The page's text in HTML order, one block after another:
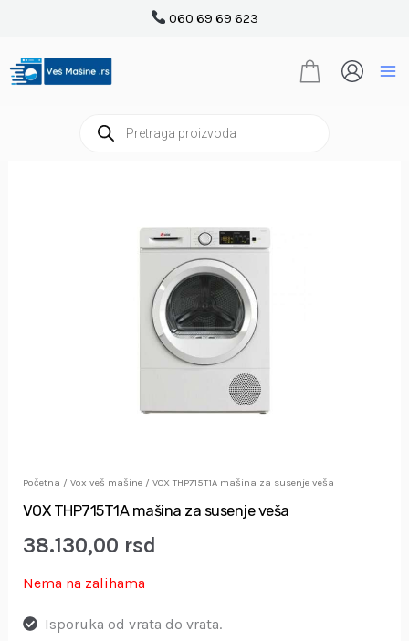
sadržaj
060 69 69 623
search
Početna / Vox veš mašine/ VOX THP715T1A mašina za susenje veša
VOX THP715T1A mašina za susenje veša
38.130,00 rsd
Nema na zalihama
Isporuka od vrata do vrata.